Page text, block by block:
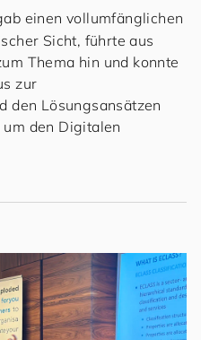
einen vollumfänglichen
Sicht, führte aus
Thema hin und konnte
zur
den Lösungsansätzen
um den Digitalen